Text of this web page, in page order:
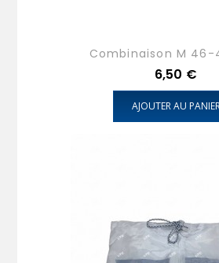
Combinaison M 46-
Prix
6,50 €
AJOUTER AU